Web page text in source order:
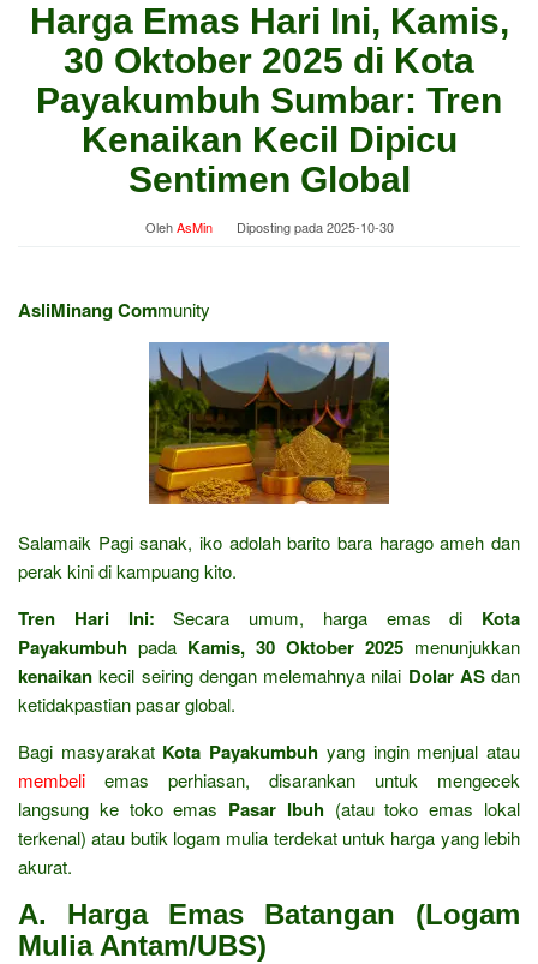
Harga Emas Hari Ini, Kamis,
30 Oktober 2025 di Kota
Payakumbuh Sumbar: Tren
Kenaikan Kecil Dipicu
Sentimen Global
OlehAsMin Diposting pada2025-10-30
AsliMinang Community
Salamaik Pagi sanak, iko adolah barito bara harago ameh dan
perak kini di kampuang kito.
Tren Hari Ini: Secara umum, harga emas di Kota
Payakumbuh pada Kamis, 30 Oktober 2025 menunjukkan
kenaikan kecil seiring dengan melemahnya nilai Dolar ASdan
ketidakpastian pasar global.
Bagi masyarakat Kota Payakumbuh yang ingin menjual atau
membeli emas perhiasan, disarankan untuk mengecek
langsung ke toko emas Pasar Ibuh(atau toko emas lokal
terkenal) atau butik logam mulia terdekat untuk harga yang lebih
akurat.
A. Harga Emas Batangan (Logam
Mulia Antam/UBS)